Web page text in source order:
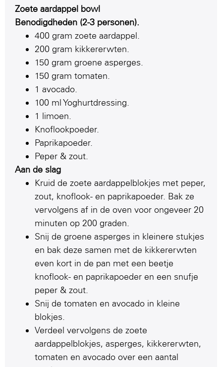
Zoete aardappel bowl
Benodigdheden (2-3 personen).
400 gram zoete aardappel.
200 gram kikkererwten.
150 gram groene asperges.
150 gram tomaten.
1 avocado.
100 ml Yoghurtdressing.
1 limoen.
Knoflookpoeder.
Paprikapoeder.
Peper & zout.
Aan de slag
Kruid de zoete aardappelblokjes met peper,
zout, knoflook- en paprikapoeder. Bak ze
vervolgens af in de oven voor ongeveer 20
minuten op 200 graden.
Snij de groene asperges in kleinere stukjes
en bak deze samen met de kikkererwten
even kort in de pan met een beetje
knoflook- en paprikapoeder en een snufje
peper & zout.
Snij de tomaten en avocado in kleine
blokjes.
Verdeel vervolgens de zoete
aardappelblokjes, asperges, kikkererwten,
tomaten en avocado over een aantal